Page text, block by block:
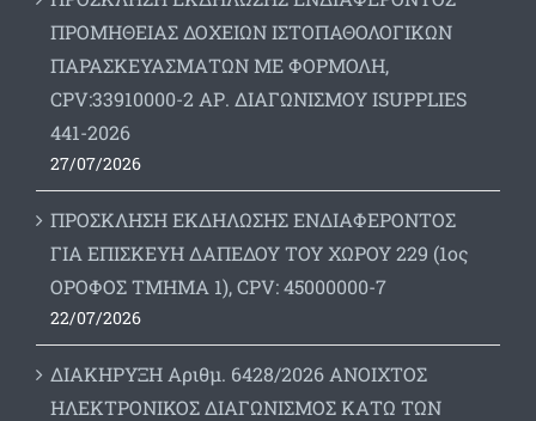
ΠΡΟΜΗΘΕΙΑΣ ΔΟΧΕΙΩΝ ΙΣΤΟΠΑΘΟΛΟΓΙΚΩΝ
ΠΑΡΑΣΚΕΥΑΣΜΑΤΩΝ ΜΕ ΦΟΡΜΟΛΗ,
CPV:33910000-2 ΑΡ. ΔΙΑΓΩΝΙΣΜΟΥ ΙSUPPLIES
441-2026
27/07/2026
ΠΡΟΣΚΛΗΣΗ ΕΚΔΗΛΩΣΗΣ ΕΝΔΙΑΦΕΡΟΝΤΟΣ
ΓΙΑ ΕΠΙΣΚΕΥΗ ΔΑΠΕΔΟΥ ΤΟΥ ΧΩΡΟΥ 229 (1ος
ΟΡΟΦΟΣ ΤΜΗΜΑ 1), CPV: 45000000-7
22/07/2026
ΔΙΑΚΗΡΥΞΗ Αριθμ. 6428/2026 ΑΝΟΙΧΤΟΣ
ΗΛΕΚΤΡΟΝΙΚΟΣ ΔΙΑΓΩΝΙΣΜΟΣ ΚΑΤΩ ΤΩΝ